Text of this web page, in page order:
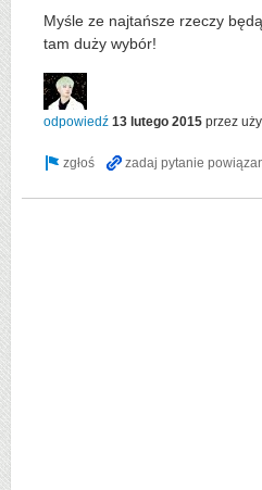
Myśle ze najtańsze rzeczy
tam duży wybór!
odpowiedź 13 lutego 2015 przez